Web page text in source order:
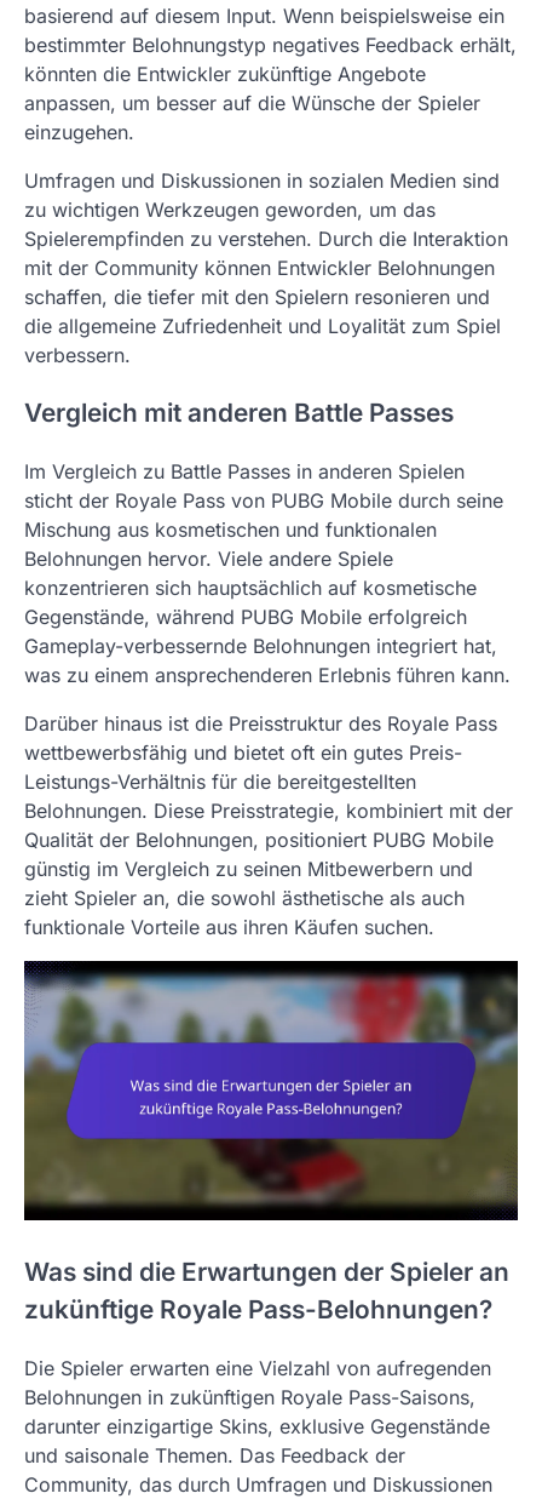
basierend auf diesem Input. Wenn beispielsweise ein
bestimmter Belohnungstyp negatives Feedback erhält,
könnten die Entwickler zukünftige Angebote
anpassen, um besser auf die Wünsche der Spieler
einzugehen.
Umfragen und Diskussionen in sozialen Medien sind
zu wichtigen Werkzeugen geworden, um das
Spielerempfinden zu verstehen. Durch die Interaktion
mit der Community können Entwickler Belohnungen
schaffen, die tiefer mit den Spielern resonieren und
die allgemeine Zufriedenheit und Loyalität zum Spiel
verbessern.
Vergleich mit anderen Battle Passes
Im Vergleich zu Battle Passes in anderen Spielen
sticht der Royale Pass von PUBG Mobile durch seine
Mischung aus kosmetischen und funktionalen
Belohnungen hervor. Viele andere Spiele
konzentrieren sich hauptsächlich auf kosmetische
Gegenstände, während PUBG Mobile erfolgreich
Gameplay-verbessernde Belohnungen integriert hat,
was zu einem ansprechenderen Erlebnis führen kann.
Darüber hinaus ist die Preisstruktur des Royale Pass
wettbewerbsfähig und bietet oft ein gutes Preis-
Leistungs-Verhältnis für die bereitgestellten
Belohnungen. Diese Preisstrategie, kombiniert mit der
Qualität der Belohnungen, positioniert PUBG Mobile
günstig im Vergleich zu seinen Mitbewerbern und
zieht Spieler an, die sowohl ästhetische als auch
funktionale Vorteile aus ihren Käufen suchen.
Was sind die Erwartungen der Spieler an
zukünftige Royale Pass-Belohnungen?
Die Spieler erwarten eine Vielzahl von aufregenden
Belohnungen in zukünftigen Royale Pass-Saisons,
darunter einzigartige Skins, exklusive Gegenstände
und saisonale Themen. Das Feedback der
Community, das durch Umfragen und Diskussionen